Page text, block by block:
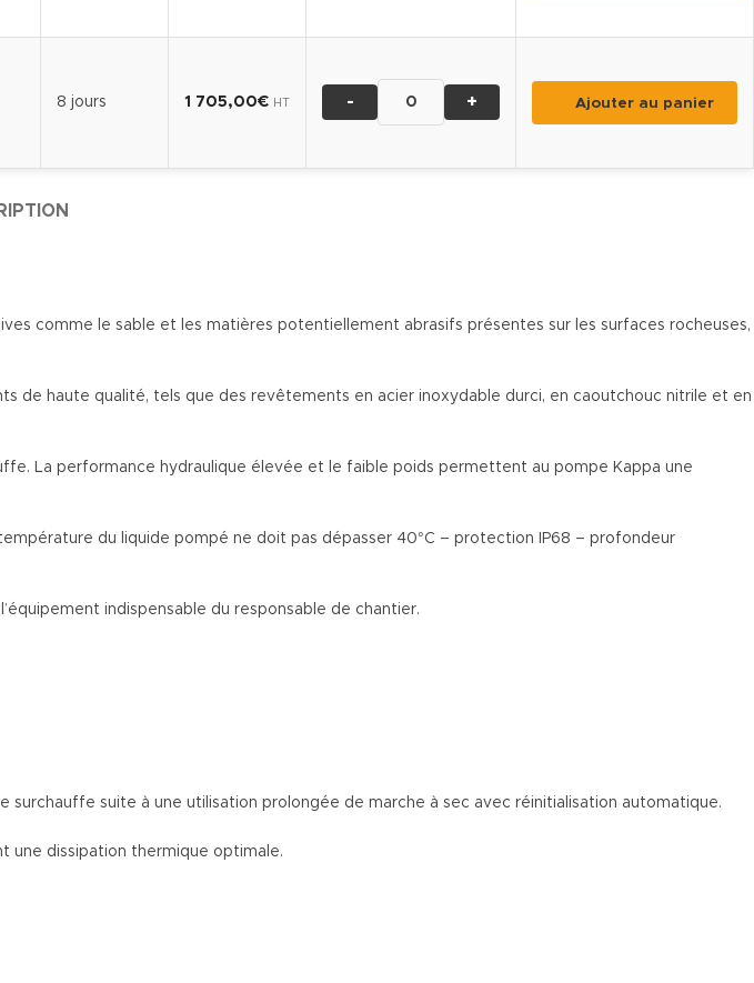
8 jours 1 705,00€ HT - + Ajouter au panier
comme le sable et les matières potentiellement abrasifs présentes sur les surfaces rocheuses,
de haute qualité, tels que des revêtements en acier inoxydable durci, en caoutchouc nitrile et en
La performance hydraulique élevée et le faible poids permettent au pompe Kappa une
du liquide pompé ne doit pas dépasser 40°C – protection IP68 – profondeur
indispensable du responsable de chantier.
suite à une utilisation prolongée de marche à sec avec réinitialisation automatique.
une dissipation thermique optimale.